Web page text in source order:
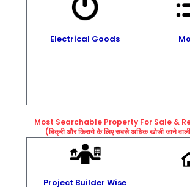
Electrical Goods
Most Searchable Property For Sale &
(बिक्री और किराये के लिए सबसे अधिक खोजी जाने वाली
Project Builder Wise